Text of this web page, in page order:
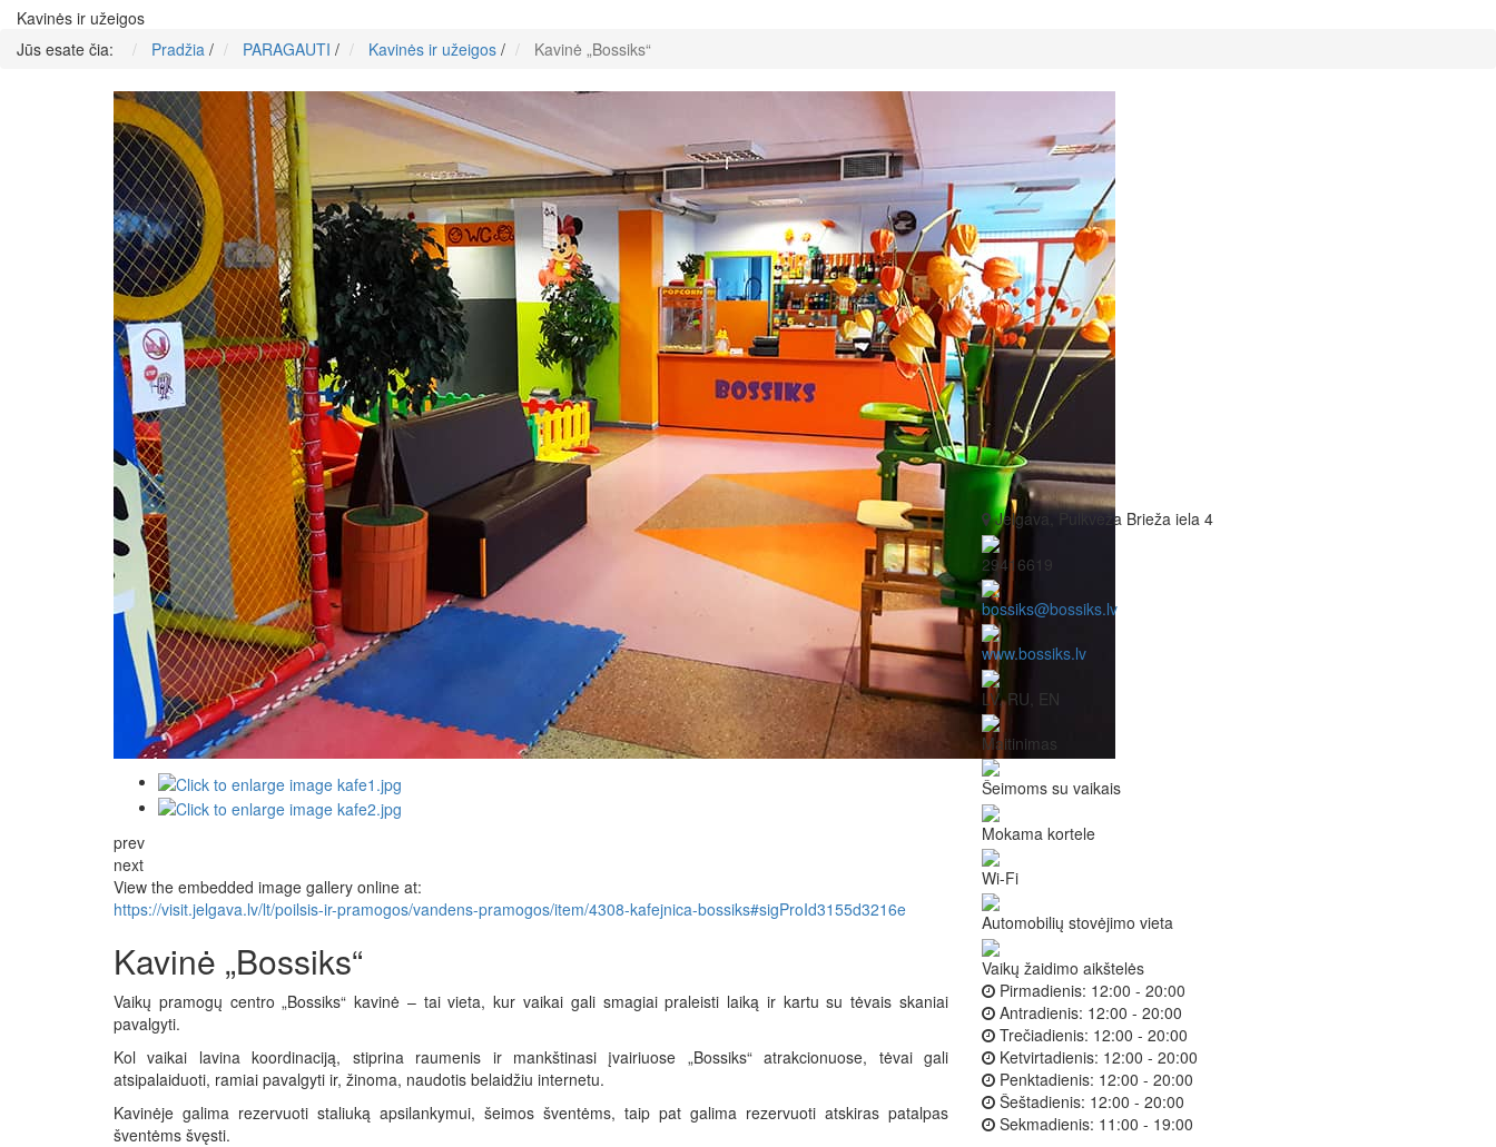
Kavinės ir užeigos
Jūs esate čia:
Pradžia / PARAGAUTI / Kavinės ir užeigos / Kavinė „Bossiks“
prev
next
View the embedded image gallery online at:
https://visit.jelgava.lv/lt/poilsis-ir-pramogos/vandens-pramogos/item/4308-kafejnica-bossiks#sigProId3155d3216e
Kavinė „Bossiks“
Vaikų pramogų centro „Bossiks“ kavinė – tai vieta, kur vaikai gali smagiai praleisti laiką ir kartu su tėvais skaniai
pavalgyti.
Kol vaikai lavina koordinaciją, stiprina raumenis ir mankštinasi įvairiuose „Bossiks“ atrakcionuose, tėvai gali
atsipalaiduoti, ramiai pavalgyti ir, žinoma, naudotis belaidžiu internetu.
Kavinėje galima rezervuoti staliuką apsilankymui, šeimos šventėms, taip pat galima rezervuoti atskiras patalpas
šventėms švęsti.
Jelgava, Pulkveža Brieža iela 4
29416619
bossiks@bossiks.lv
www.bossiks.lv
LV, RU, EN
Maitinimas
Šeimoms su vaikais
Mokama kortele
Wi-Fi
Automobilių stovėjimo vieta
Vaikų žaidimo aikštelės
Pirmadienis: 12:00 - 20:00
Antradienis: 12:00 - 20:00
Trečiadienis: 12:00 - 20:00
Ketvirtadienis: 12:00 - 20:00
Penktadienis: 12:00 - 20:00
Šeštadienis: 12:00 - 20:00
Sekmadienis: 11:00 - 19:00